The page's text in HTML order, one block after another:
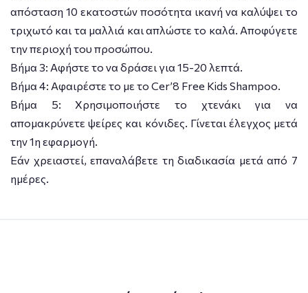
απόσταση 10 εκατοστών ποσότητα ικανή να καλύψει το
τριχωτό και τα μαλλιά και απλώστε το καλά. Αποφύγετε
την περιοχή του προσώπου.
Bήμα 3: Αφήστε το να δράσει για 15-20 λεπτά.
Βήμα 4: Αφαιρέστε το με το Cer’8 Free Kids Shampoo.
Bήμα 5: Χρησιμοποιήστε το χτενάκι για να
απομακρύνετε ψείρες και κόνιδες. Γίνεται έλεγχος μετά
την 1η εφαρμογή.
Εάν χρειαστεί, επαναλάβετε τη διαδικασία μετά από 7
ημέρες.